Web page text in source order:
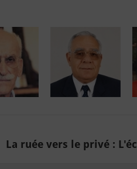
La ruée vers le privé :